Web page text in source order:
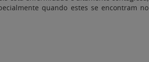
quando estes se encontram no